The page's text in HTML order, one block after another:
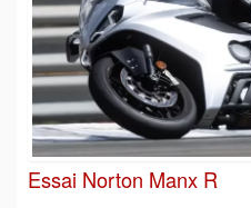
Essai Norton Manx R